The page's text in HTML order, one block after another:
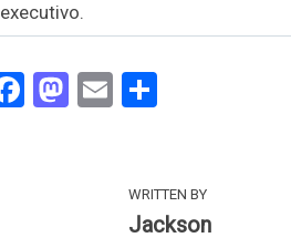
executivo.
Facebook
Mastodon
Email
WRITTEN BY
Jackson